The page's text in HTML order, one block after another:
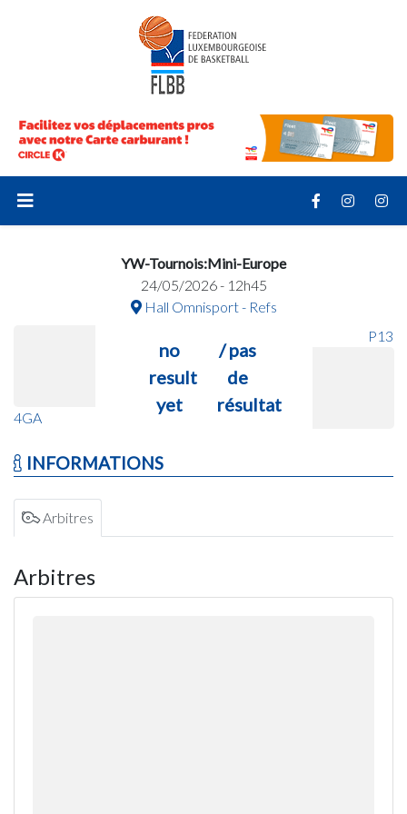
YW-Tournois:Mini-Europe
24/05/2026 - 12h45
Hall Omnisport - Refs
4GA
no
result
yet
/ pas
de
résultat
P13
INFORMATIONS
Arbitres
Arbitres